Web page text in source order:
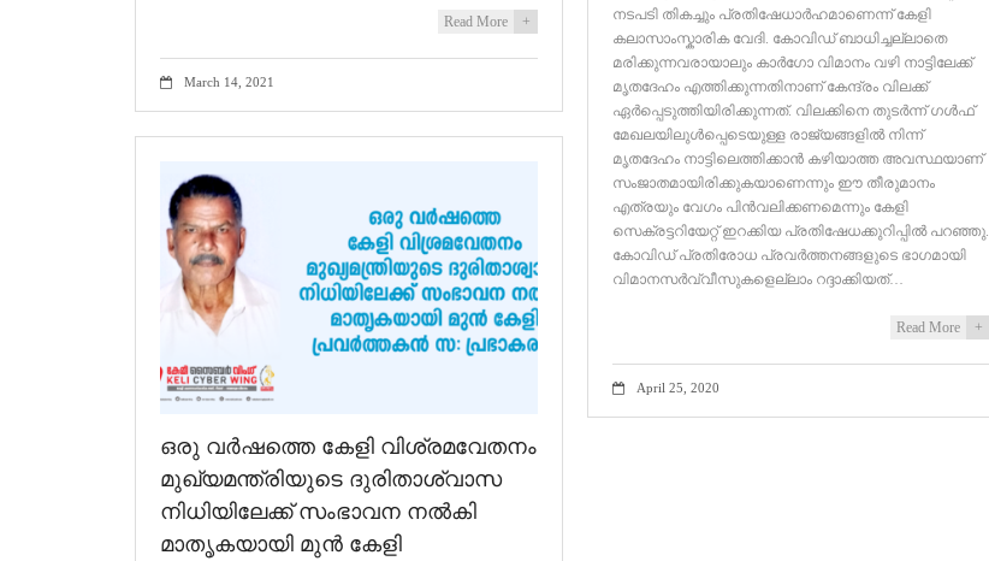
Read More +
March 14, 2021
നടപടി തികച്ചും പ്രതിഷേധാർഹമാണെന്ന് കേളി
കലാസാംസ്കാരിക വേദി. കോവിഡ് ബാധിച്ചല്ലാതെ
മരിക്കുന്നവരായാലും കാർഗോ വിമാനം വഴി നാട്ടിലേക്ക്
മൃതദേഹം എത്തിക്കുന്നതിനാണ് കേന്ദ്രം വിലക്ക്
ഏര്‍പ്പെടുത്തിയിരിക്കുന്നത്. വിലക്കിനെ തുടർന്ന് ഗൾഫ്
മേഖലയിലുൾപ്പെടെയുള്ള രാജ്യങ്ങളിൽ നിന്ന്
മൃതദേഹം നാട്ടിലെത്തിക്കാൻ കഴിയാത്ത അവസ്ഥയാണ്
സംജാതമായിരിക്കുകയാണെന്നും ഈ തീരുമാനം
എത്രയും വേഗം പിൻവലിക്കണമെന്നും കേളി
സെക്രട്ടറിയേറ്റ് ഇറക്കിയ പ്രതിഷേധക്കുറിപ്പിൽ പറഞ്ഞു.
കോവിഡ് പ്രതിരോധ പ്രവർത്തനങ്ങളുടെ ഭാഗമായി
വിമാനസർവ്വീസുകളെല്ലാം റദ്ദാക്കിയത്…
Read More +
April 25, 2020
ഒരു വർഷത്തെ കേളി വിശ്രമവേതനം
മുഖ്യമന്ത്രിയുടെ ദുരിതാശ്വാസ
നിധിയിലേക്ക്‌ സംഭാവന നൽകി
മാതൃകയായി മുൻ കേളി